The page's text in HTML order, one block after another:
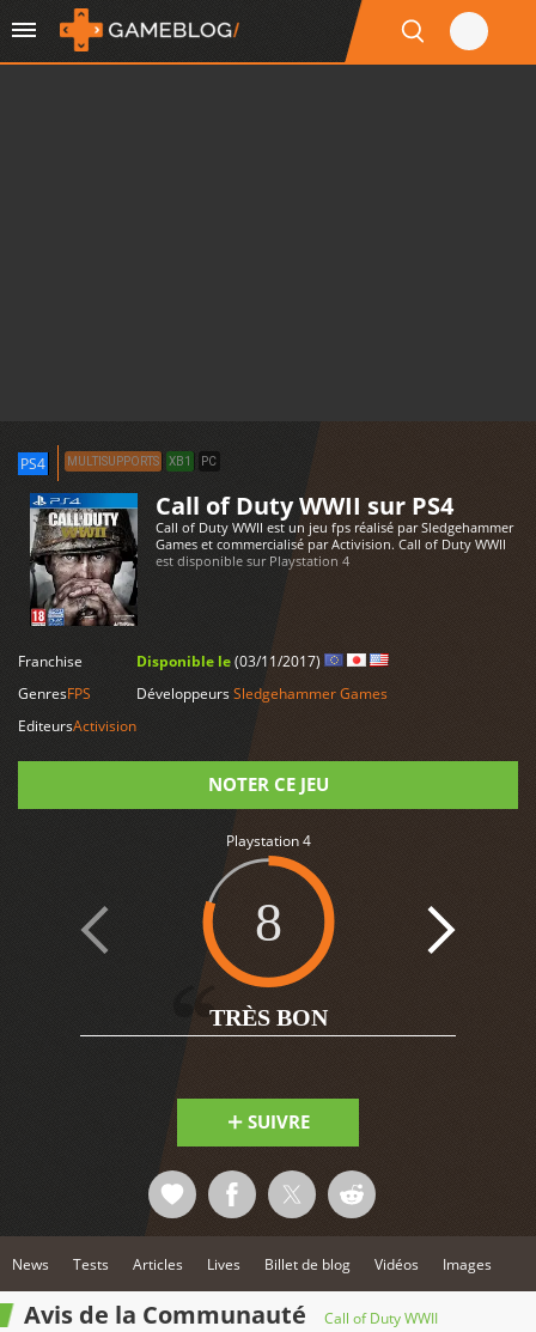
PS4 MULTISUPPORTS XB1 PC
Call of Duty WWII sur PS4
Call of Duty WWII est un jeu fps réalisé par Sledgehammer
Games et commercialisé par Activision. Call of Duty WWII
est disponible sur Playstation 4
Franchise
GenresFPS
EditeursActivision
Disponible le(03/11/2017)
DéveloppeursSledgehammer Games
NOTER CE JEU
Playstation 4
8
TRÈS BON
SUIVRE
News Tests Articles Lives Billet de blog Vidéos Images
Avis de la Communauté Call of Duty WWII